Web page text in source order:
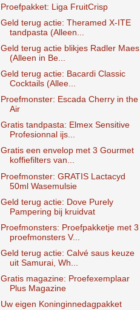
Proefpakket: Liga FruitCrisp
Geld terug actie: Theramed X-ITE
tandpasta (Alleen...
Geld terug actie blikjes Radler Maes
(Alleen in Be...
Geld terug actie: Bacardi Classic
Cocktails (Allee...
Proefmonster: Escada Cherry in the
Air
Gratis tandpasta: Elmex Sensitive
Profesionnal ijs...
Gratis een envelop met 3 Gourmet
koffiefilters van...
Proefmonster: GRATIS Lactacyd
50ml Wasemulsie
Geld terug actie: Dove Purely
Pampering bij kruidvat
Proefmonsters: Proefpakketje met 3
proefmonsters V...
Geld terug actie: Calvé saus keuze
uit Samurai, Wh...
Gratis magazine: Proefexemplaar
Plus Magazine
Uw eigen Koninginnedagpakket